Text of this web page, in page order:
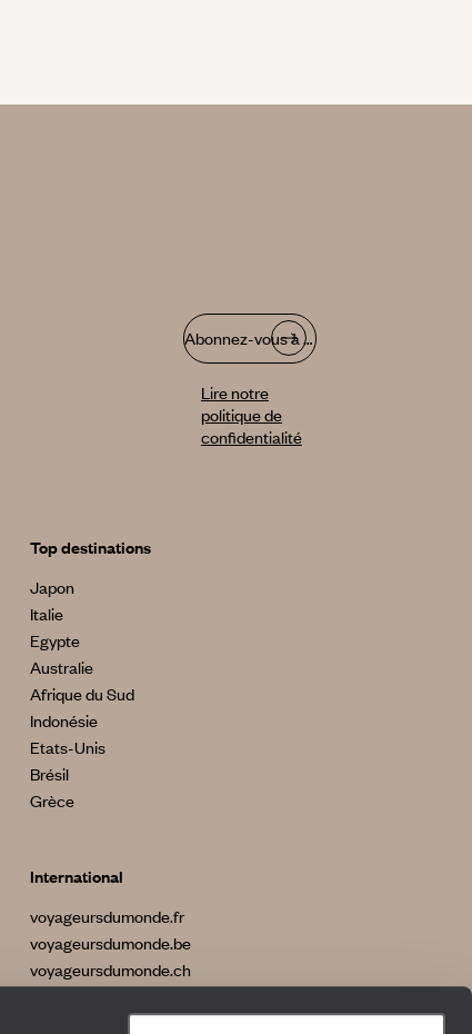
Abonnez-vous à notre infolettre
Lire notre
politique de
confidentialité
Top destinations
Japon
Italie
Egypte
Australie
Afrique du Sud
Indonésie
Etats-Unis
Brésil
Grèce
International
voyageursdumonde.fr
voyageursdumonde.be
voyageursdumonde.ch
voyageursdumonde.com